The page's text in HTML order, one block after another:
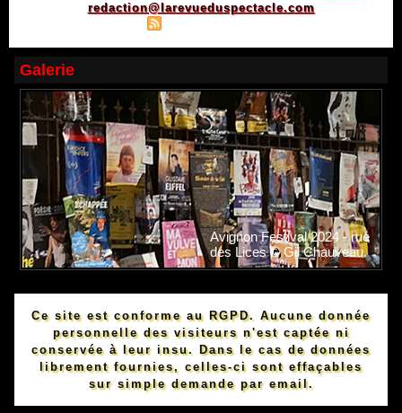
redaction@larevueduspectacle.com
Galerie
Avignon Festival 2024 - rue
des Lices © Gil Chauveau.
Ce site est conforme au RGPD. Aucune donnée
personnelle des visiteurs n'est captée ni
conservée à leur insu. Dans le cas de données
librement fournies, celles-ci sont effaçables
sur simple demande par email.